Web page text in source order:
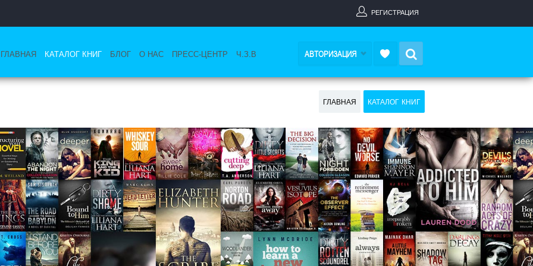
РЕГИСТРАЦИЯ
ГЛАВНАЯ КАТАЛОГ КНИГ БЛОГ О НАС ПРЕСС-ЦЕНТР Ч.З.В АВТОРИЗАЦИЯ
ГЛАВНАЯ КАТАЛОГ КНИГ